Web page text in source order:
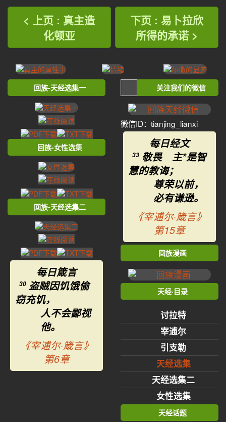
< 上页 : 真主造
化顿亚
下页 : 易卜拉欣
所得的承诺 >
回族-天经选集一
回族-女性选集
回族-天经选集二
每日箴言
30 盗贼因饥饿偷
窃充饥，
人不会鄙视
他。
《宰逋尔·箴言》
第6章
关注我们的微信
微信ID：tianjing_lianxi
每日经文
33 敬畏 主*是智
慧的教诲；
尊荣以前，
必有谦逊。
《宰逋尔·箴言》
第15章
回族漫画
天经·目录
讨拉特
宰逋尔
引支勒
天经选集
天经选集二
女性选集
天经话题